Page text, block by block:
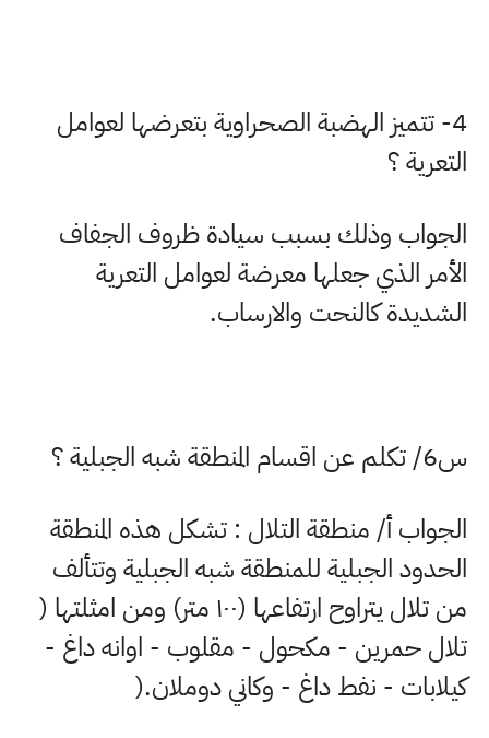
4- تتميز الهضبة الصحراوية بتعرضها لعوامل
التعرية ؟
الجواب وذلك بسبب سيادة ظروف الجفاف
الأمر الذي جعلها معرضة لعوامل التعرية
الشديدة كالنحت والارساب.
س6/ تكلم عن اقسام المنطقة شبه الجبلية ؟
الجواب أ/ منطقة التلال : تشكل هذه المنطقة
الحدود الجبلية للمنطقة شبه الجبلية وتتألف
من تلال يتراوح ارتفاعها (۱۰۰ متر) ومن امثلتها (
تلال حمرين - مكحول - مقلوب - اوانه داغ -
کیلابات - نفط داغ - وكاني دوملان).